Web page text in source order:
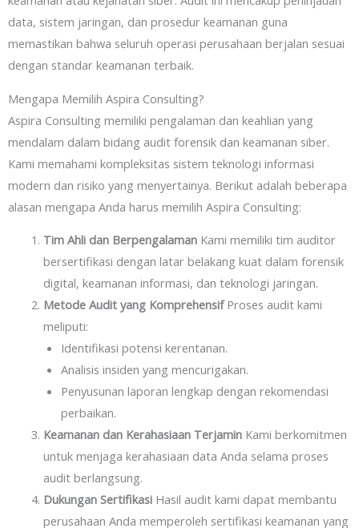
data, sistem jaringan, dan prosedur keamanan guna
memastikan bahwa seluruh operasi perusahaan berjalan sesuai
dengan standar keamanan terbaik.
Mengapa Memilih Aspira Consulting?
Aspira Consulting memiliki pengalaman dan keahlian yang
mendalam dalam bidang audit forensik dan keamanan siber.
Kami memahami kompleksitas sistem teknologi informasi
modern dan risiko yang menyertainya. Berikut adalah beberapa
alasan mengapa Anda harus memilih Aspira Consulting:
Tim Ahli dan BerpengalamanKami memiliki tim auditor
bersertifikasi dengan latar belakang kuat dalam forensik
digital, keamanan informasi, dan teknologi jaringan.
Metode Audit yang KomprehensifProses audit kami
meliputi:
Identifikasi potensi kerentanan.
Analisis insiden yang mencurigakan.
Penyusunan laporan lengkap dengan rekomendasi
perbaikan.
Keamanan dan Kerahasiaan TerjaminKami berkomitmen
untuk menjaga kerahasiaan data Anda selama proses
audit berlangsung.
Dukungan SertifikasiHasil audit kami dapat membantu
perusahaan Anda memperoleh sertifikasi keamanan yang